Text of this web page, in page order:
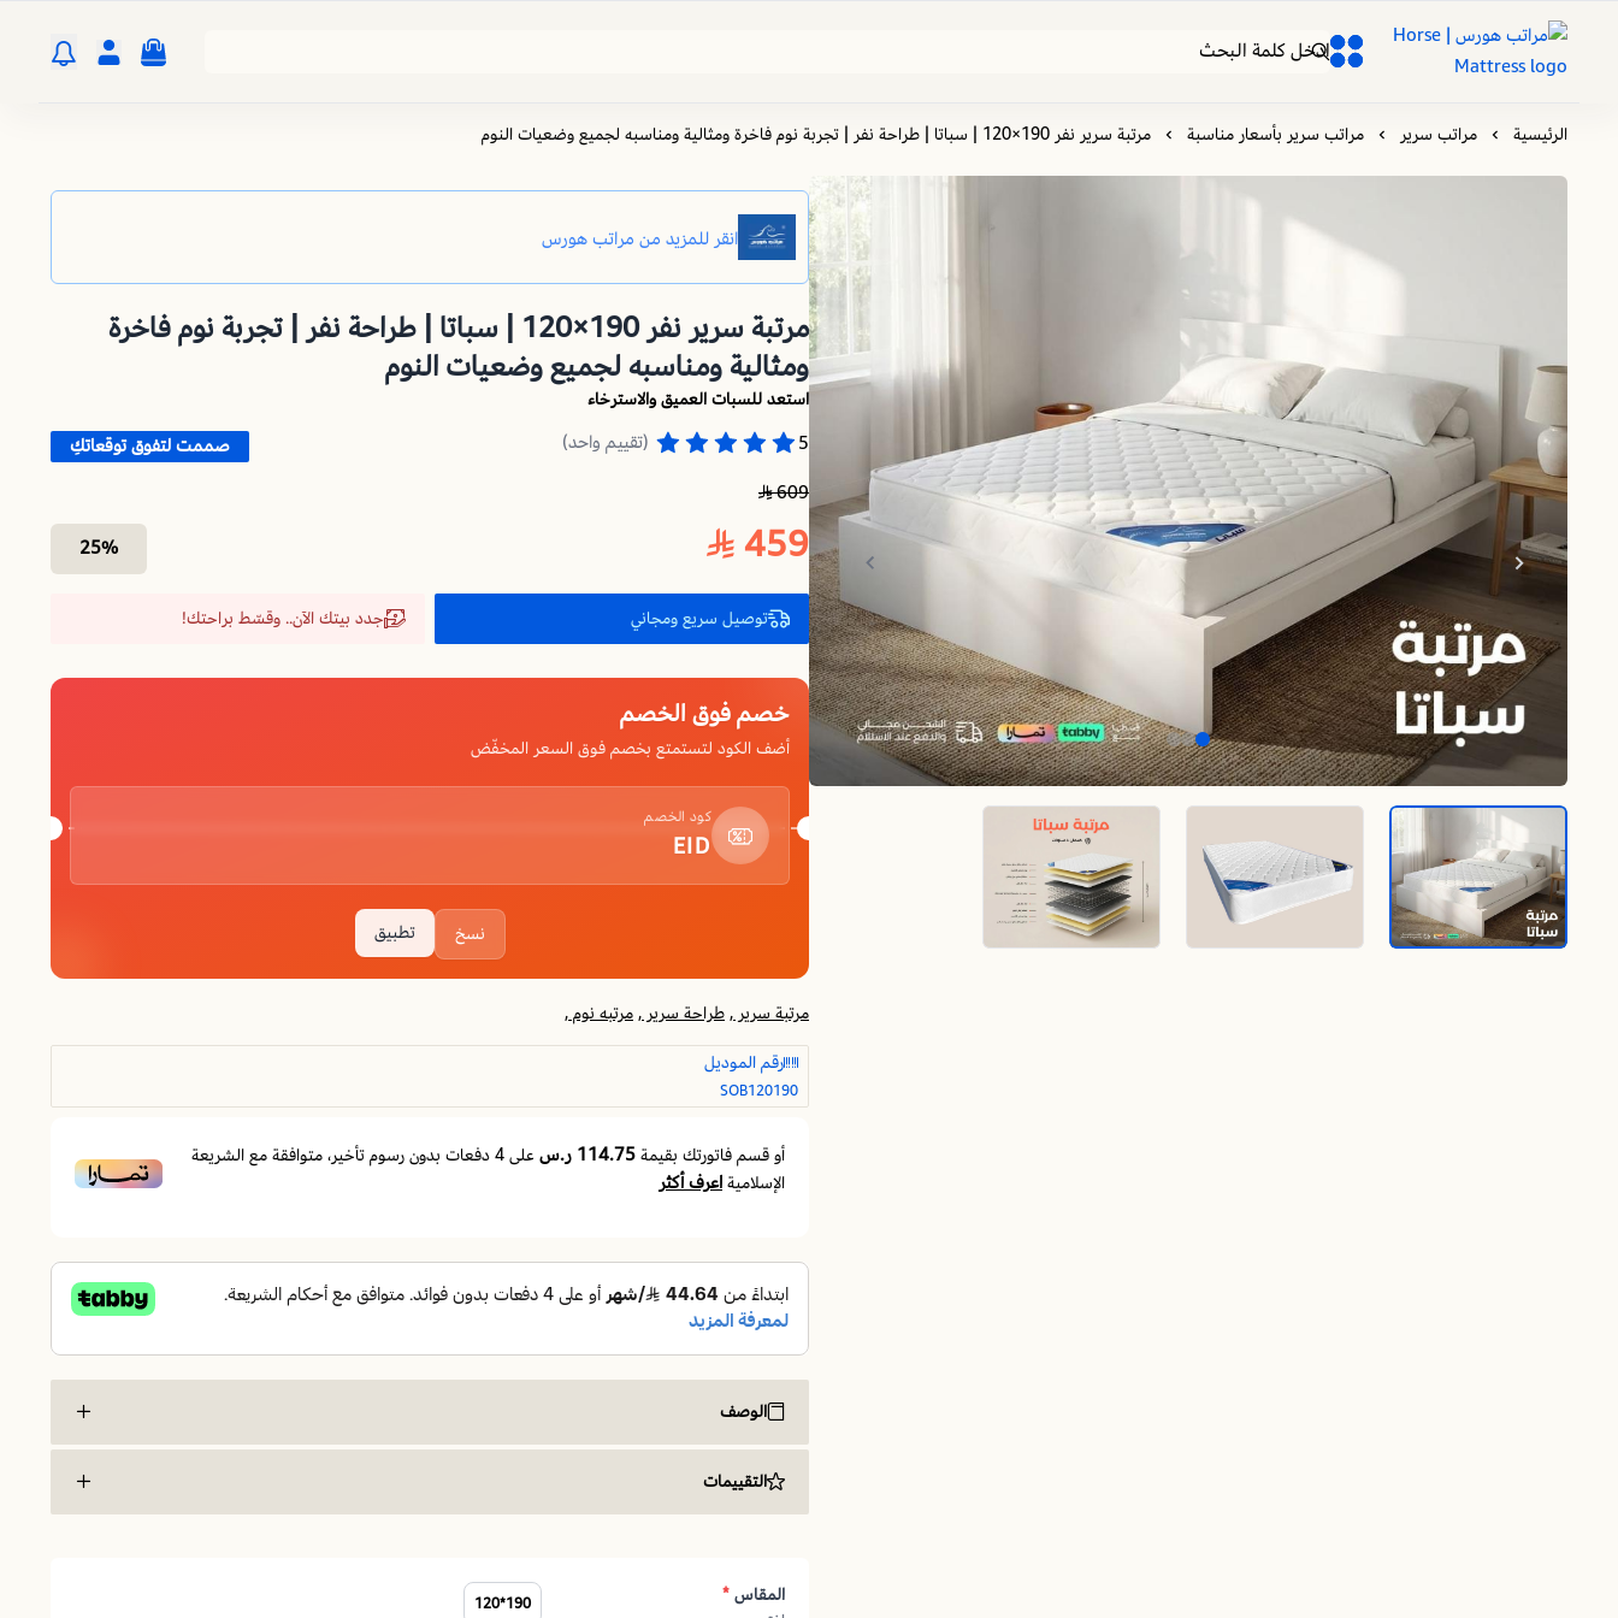
مراتب هورس | Horse Mattress
0
0
الرئيسية مراتب سرير مراتب سرير بأسعار مناسبة مرتبة سرير نفر 190×120 | سباتا | طراحة نفر | تجربة نوم فاخرة ومثالية ومناسبه لجميع وضعيات النوم
مرتبة سرير نفر 190×120 | سباتا | طراحة نفر | تجربة نوم فاخرة
ومثالية ومناسبه لجميع وضعيات النوم
استعد للسبات العميق والاسترخاء
5 (تقييم واحد)
صممت لتفوق توقعاتكِ
609
459
25%
توصيل سريع ومجاني جدد بيتك الآن.. وقسّط براحتك!
خصم فوق الخصم
أضف الكود لتستمتع بخصم فوق السعر المخفّض
كود الخصم
EID
نسخ تطبيق
مرتبة سرير ,طراحة سرير ,مرتبه نوم ,
رقم الموديل
SOB120190
أو قسم فاتورتك بقيمة114.75 ر.س على4دفعات بدون رسوم تأخير، متوافقة مع الشريعة
الإسلاميةاعرف أكثر
الوصف
التقييمات
المقاس*
190*120